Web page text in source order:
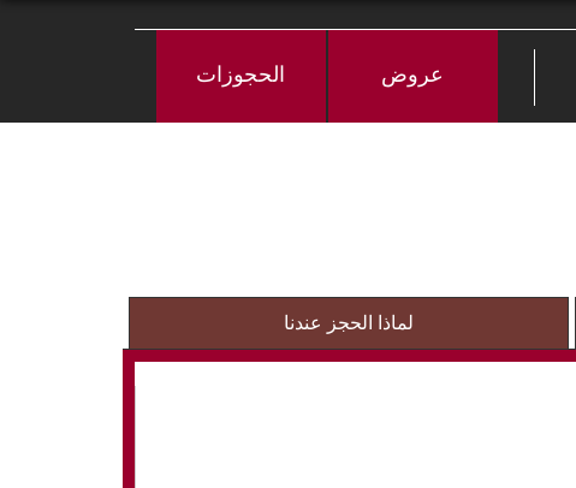
عروض الحجوزات
لماذا الحجز عندنا